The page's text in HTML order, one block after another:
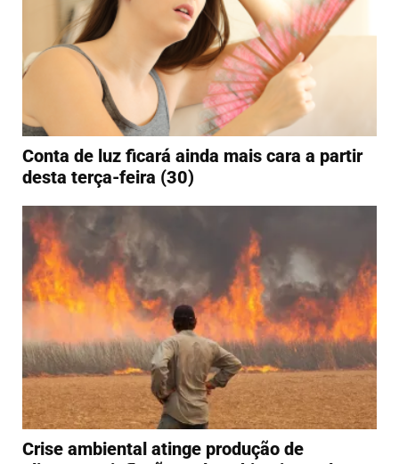
Conta de luz ficará ainda mais cara a partir
desta terça-feira (30)
Crise ambiental atinge produção de